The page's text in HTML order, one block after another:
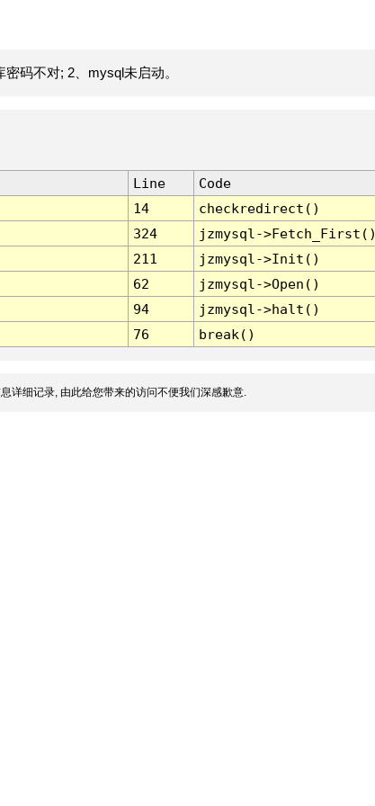
码不对; 2、mysql未启动。
Line
Code
14
checkredirect()
324
jzmysql-
211
jzmysql->Init()
62
jzmysql->Open()
94
jzmysql->halt()
76 break()
详细记录, 由此给您带来的访问不便我们深感歉意.